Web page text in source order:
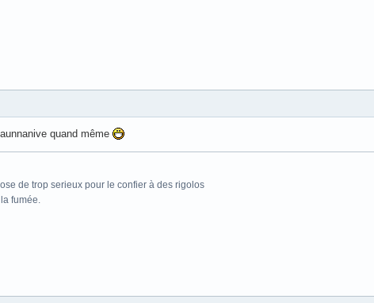
quand même
de trop serieux pour le confier à des rigolos
fumée.